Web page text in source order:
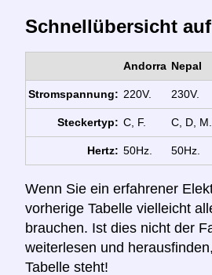
Schnellübersicht
Andorra Nepal
Stromspannung: 220V. 230V.
Steckertyp: C, F. C, D, M.
Hertz: 50Hz. 50Hz.
Wenn Sie ein erfahrener
vorherige Tabelle vielleicht
brauchen. Ist dies nicht der
weiterlesen und
Tabelle steht!